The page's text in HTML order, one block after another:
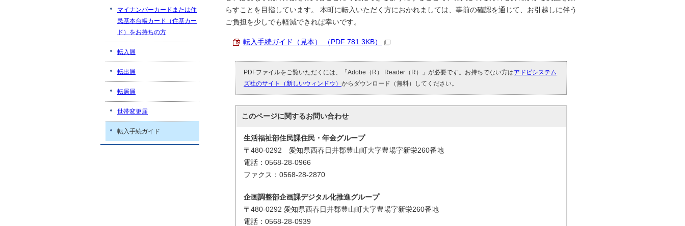
らすことを目指しています。 本町に転入いただく方におかれましては、事前の確認を通じて、お引越しに伴う
ご負担を少しでも軽減できれば幸いです。
転入手続ガイド（見本） （PDF 781.3KB）
PDFファイルをご覧いただくには、「Adobe（R） Reader（R）」が必要です。お持ちでない方はアドビシステム
ズ社のサイト（新しいウィンドウ） からダウンロード（無料）してください。
このページに関するお問い合わせ
生活福祉部住民課住民・年金グループ
〒480-0292 愛知県西春日井郡豊山町大字豊場字新栄260番地
電話：0568-28-0966
ファクス：0568-28-2870
企画調整部企画課デジタル化推進グループ
〒480-0292 愛知県西春日井郡豊山町大字豊場字新栄260番地
電話：0568-28-0939
マイナンバーカードまたは住
民基本台帳カード（住基カー
ド）をお持ちの方
転入届
転出届
転居届
世帯変更届
転入手続ガイド